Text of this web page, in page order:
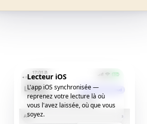
Lecteur iOS
L'app iOS synchronisée —
reprenez votre lecture là où
vous l'avez laissée, où que vous
soyez.